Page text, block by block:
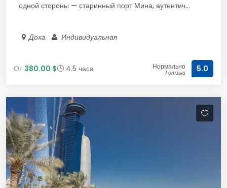
одной стороны — старинный порт Мина, аутентич...
Доха Индивидуальная
От 380.00 $ 4.5 часа Нормально
1 отзыв 5.0